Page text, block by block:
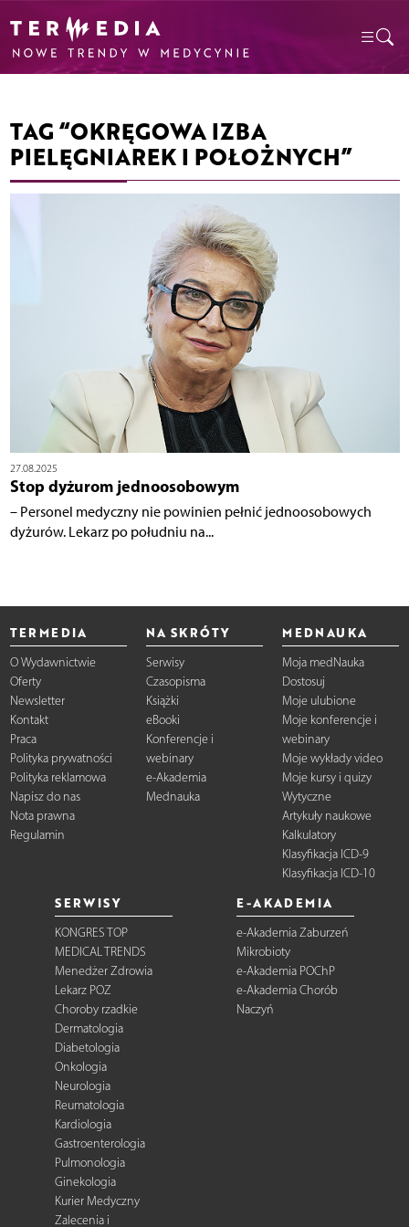
TAG “OKRĘGOWA IZBA
PIELĘGNIAREK I POŁOŻNYCH”
27.08.2025
Stop dyżurom jednoosobowym
– Personel medyczny nie powinien pełnić jednoosobowych
dyżurów. Lekarz po południu na...
TERMEDIA
O Wydawnictwie
Oferty
Newsletter
Kontakt
Praca
Polityka prywatności
Polityka reklamowa
Napisz do nas
Nota prawna
Regulamin
NA SKRÓTY
Serwisy
Czasopisma
Książki
eBooki
Konferencje i
webinary
e-Akademia
Mednauka
MEDNAUKA
Moja medNauka
Dostosuj
Moje ulubione
Moje konferencje i
webinary
Moje wykłady video
Moje kursy i quizy
Wytyczne
Artykuły naukowe
Kalkulatory
Klasyfikacja ICD-9
Klasyfikacja ICD-10
SERWISY
KONGRES TOP
MEDICAL TRENDS
Menedżer Zdrowia
Lekarz POZ
Choroby rzadkie
Dermatologia
Diabetologia
Onkologia
Neurologia
Reumatologia
Kardiologia
Gastroenterologia
Pulmonologia
Ginekologia
Kurier Medyczny
Zalecenia i
E-AKADEMIA
e-Akademia Zaburzeń
Mikrobioty
e-Akademia POChP
e-Akademia Chorób
Naczyń